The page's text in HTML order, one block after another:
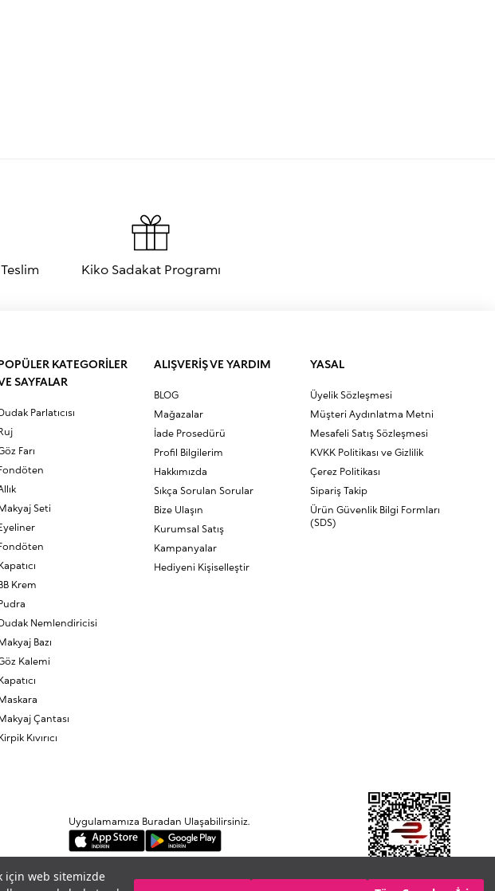
için web sitemizde
Kiko Sadakat Programı
KATEGORİLER
SAYFALAR
Parlatıcısı
Farı
Seti
Krem
Nemlendiricisi
Bazı
Kalemi
Çantası
Kıvırıcı
ALIŞVERİŞ VE YARDIM
BLOG
Mağazalar
İade Prosedürü
Profil Bilgilerim
Hakkımızda
Sıkça Sorulan Sorular
Bize Ulaşın
Kurumsal Satış
Kampanyalar
Hediyeni Kişiselleştir
YASAL
Üyelik Sözleşmesi
Müşteri Aydınlatma Metni
Mesafeli Satış Sözleşmesi
KVKK Politikası ve Gizlilik
Çerez Politikası
Sipariş Takip
Ürün Güvenlik Bilgi Formları
(SDS)
Uygulamamıza Buradan Ulaşabilirsiniz.
Etbis'e kayıtlıdır.